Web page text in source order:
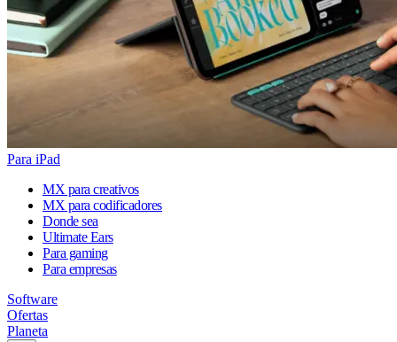
Para iPad
MX para creativos
MX para codificadores
Donde sea
Ultimate Ears
Para gaming
Para empresas
Software
Ofertas
Planeta